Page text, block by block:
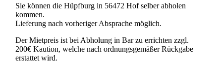
Sie können die Hüpfburg in 56472 Hof selber abholen
kommen.
Lieferung nach vorheriger Absprache möglich.
Der Mietpreis ist bei Abholung in Bar zu errichten zzgl.
200€ Kaution, welche nach ordnungsgemäßer Rückgabe
erstattet wird.